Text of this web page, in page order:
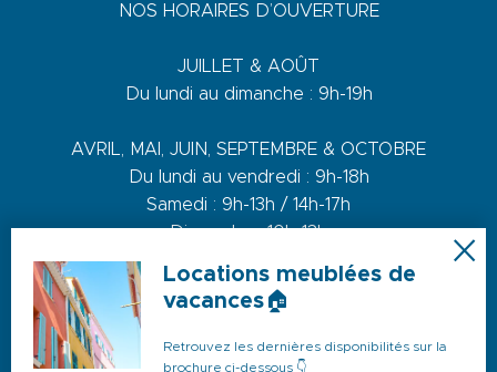
NOS HORAIRES D’OUVERTURE
JUILLET & AOÛT
Du lundi au dimanche : 9h-19h
AVRIL, MAI, JUIN, SEPTEMBRE & OCTOBRE
Du lundi au vendredi : 9h-18h
Samedi : 9h-13h / 14h-17h
Dimanche : 10h-13h
DE NOVEMBRE A MARS
Du lundi au vendredi : 9h-12h30 / 14h-17h30
Samedi : 9h-12h30 / 14h-17h
Locations meublées de
vacances🏠
Retrouvez les dernières disponibilités sur la
brochure ci-dessous 👇